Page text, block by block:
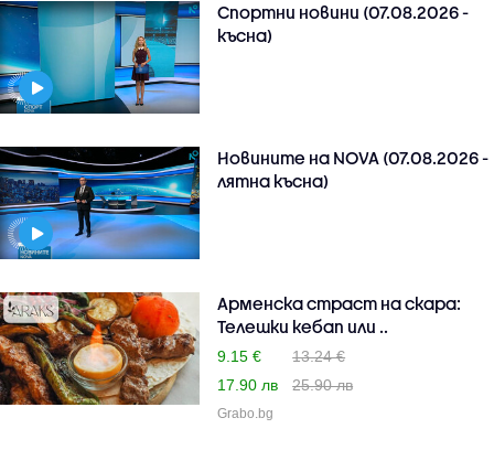
Спортни новини (07.08.2026 -
късна)
Новините на NOVA (07.08.2026 -
лятна късна)
Арменска страст на скара:
Телешки кебап или ..
9.15 €
13.24 €
17.90 лв
25.90 лв
Grabo.bg